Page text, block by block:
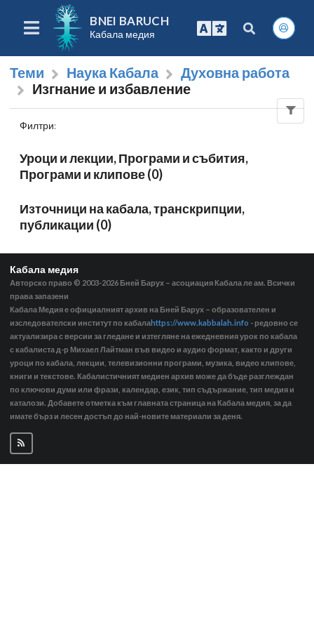
BNEI BARUCH
Кабала медия
Теми Наука Кабала
Духовна работа
Изгнание и избавление
Филтри:
Уроци и лекции, Програми и събития,
Програми и клипове (0)
Източници на кабала, транскрипции,
публикации (0)
Кабала медия
Авторско право © 2003-2026 Бней Барух – асоциация Кабала ле ам. Всички
права запазени
Кабала Медия е официалният архив на Бней Барух – образователен и
изследователски институт по кабалаhttps://www.kabbalah.info - редовно се
актуализира с версии за гледане и изтегляне на ежедневния урок по кабала
с кабалиста д-р Михаел Лайтман във видео и аудио формат, както и други
уроци по кабала, лекции, телевизионни програми, музика, видео клипове,
книги и текстове. Кабалистичният медиен архив може да бъде разглеждан
по ключови думи или фрази, календар, език, тип съдържание, тип медия и
каталози. Добавете отметка към главната страница на Кабала медия, за да
имате бърз и лесен достъп до най-новите материали за деня.